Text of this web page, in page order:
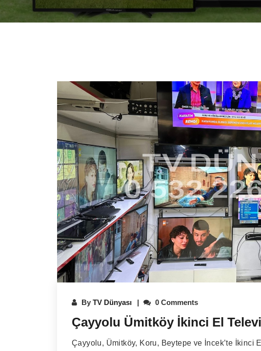
By TV Dünyası 0 Comments
Çayyolu Ümitköy İkinci El
Çayyolu, Ümitköy, Koru, Beytepe ve İncek’te İkinci